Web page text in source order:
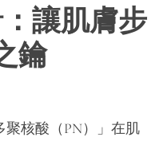
讓肌膚步
鑰
聚核酸（PN）」在肌